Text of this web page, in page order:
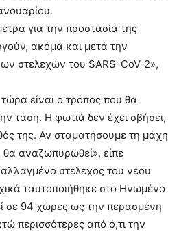
για την προστασία της
ακόμα και μετά την
στελεχών του SARS-CoV-2»,
είναι ο τρόπος που θα
τάση. Η φωτιά δεν έχει σβήσει,
της. Αν σταματήσουμε τη μάχη
αναζωπυρωθεί», είπε
στέλεχος του νέου
ταυτοποιήθηκε στο Ηνωμένο
σε 94 χώρες ως την περασμένη
περισσότερες από ό,τι την